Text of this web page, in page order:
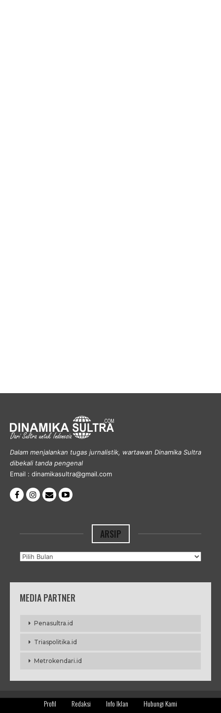
Dalam menjalankan tugas jurnalistik, wartawan Dinamika Sultra
dibekali tanda pengenal
Email : dinamikasultra@gmail.com
ARSIP
Arsip
MEDIA PARTNER
Penasultra.id
Triaspolitika.id
Metrokendari.id
Profil Redaksi Info Iklan
Hubungi Kami